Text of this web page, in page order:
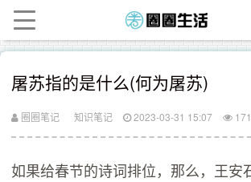
屠苏指的是什么(何为屠苏)
圈圈笔记 知识笔记 2023-03-31 15:07 171
如果给春节的诗词排位，那么，王安